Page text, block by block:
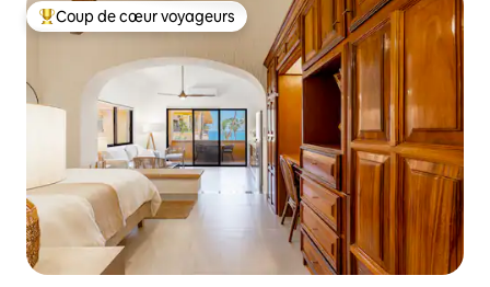
Coups de cœur voyageurs les plus appréciés
Coup de cœur voyageurs